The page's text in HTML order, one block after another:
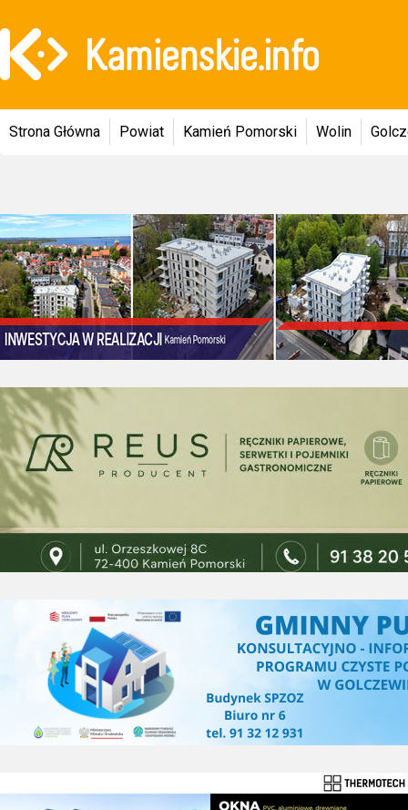
Strona Główna Powiat Kamień Pomorski Wolin